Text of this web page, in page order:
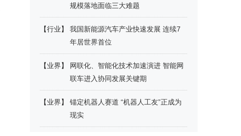
规模落地面临三大难题
【行业】
我国新能源汽车产业快速发展 连续7
年居世界首位
【业界】
网联化、智能化技术加速演进 智能网
联车进入协同发展关键期
【业界】
锚定机器人赛道 “机器人工友”正成为
现实